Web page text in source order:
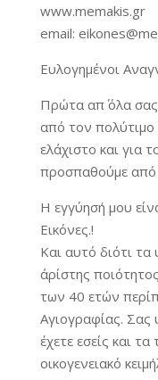
www.memakis.gr
email:
Ευλογημένοι
Πρώτα απ΄ όλα
από τον
ελάχιστο και για
προσπαθούμε από
Η εγγύησή μου
Εικόνες.!
Και αυτό διότι τα
άρίστης
των 40 ετών
Αγιογραφίας. Σας
έχετε εσείς και
οικογενειακό